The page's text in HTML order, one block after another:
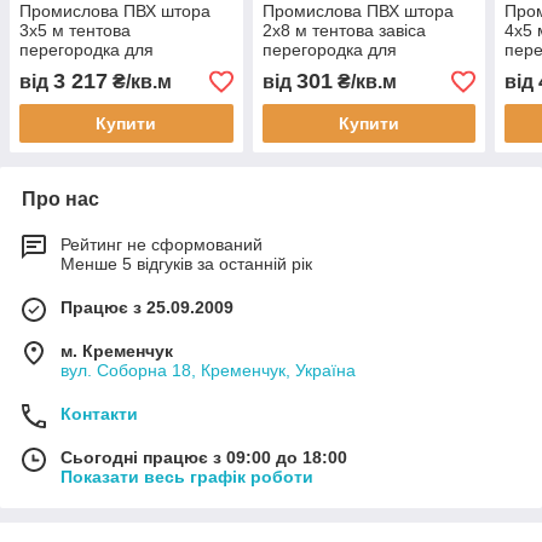
Промислова ПВХ штора
3х5 м тентова
перегородка для
автомийки СТО складу
цеху водонепроникна під
замовлення
від 3 217 ₴/кв.м
Купити
Промислова ПВХ штора
2х8 м тентова завіса
перегородка для
автомийки СТО складу
цеху водонепроникна
від 301₴/кв.м
Купити
4х5
від
Про нас
Рейтинг не сформований
Менше 5 відгуків за останній рік
Працює з 25.09.2009
м. Кременчук
вул. Соборна 18, Кременчук, Україна
Контакти
Сьогодні працює з 09:00 до 18:00
Показати весь графік роботи